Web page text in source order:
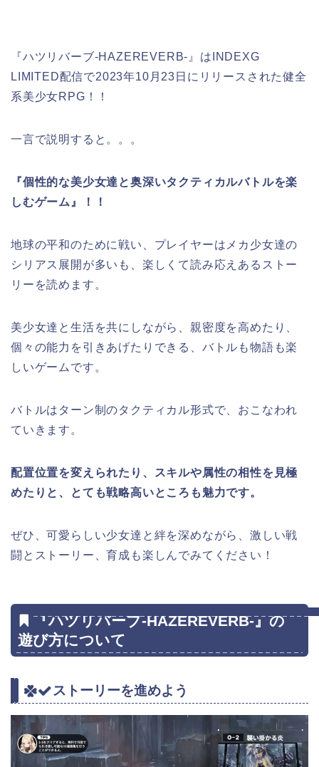
『ハツリバーブ-HAZEREVERB-』はINDEXG
LIMITED配信で2023年10月23日にリリースされた健全
系美少女RPG！！
一言で説明すると。。。
『個性的な美少女達と奥深いタクティカルバトルを楽
しむゲーム』！！
地球の平和のために戦い、プレイヤーはメカ少女達の
シリアス展開が多いも、楽しくて読み応えあるストー
リーを読めます。
美少女達と生活を共にしながら、親密度を高めたり、
個々の能力を引きあげたりできる、バトルも物語も楽
しいゲームです。
バトルはターン制のタクティカル形式で、おこなわれ
ていきます。
配置位置を変えられたり、スキルや属性の相性を見極
めたりと、とても戦略高いところも魅力です。
ぜひ、可愛らしい少女達と絆を深めながら、激しい戦
闘とストーリー、育成も楽しんでみてください！
『ハツリバーブ-HAZEREVERB-』の
遊び方について
ストーリーを進めよう